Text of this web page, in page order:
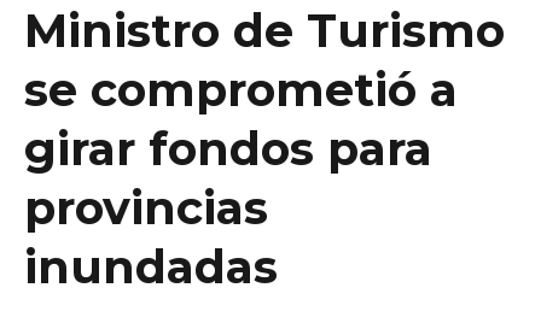
Ministro de Turismo
se comprometió a
girar fondos para
provincias
inundadas